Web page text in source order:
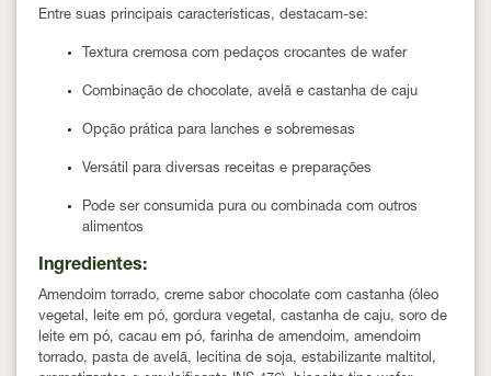
Entre suas principais características, destacam-se:
Textura cremosa com pedaços crocantes de wafer
Combinação de chocolate, avelã e castanha de caju
Opção prática para lanches e sobremesas
Versátil para diversas receitas e preparações
Pode ser consumida pura ou combinada com outros
alimentos
Ingredientes:
Amendoim torrado, creme sabor chocolate com castanha (óleo
vegetal, leite em pó, gordura vegetal, castanha de caju, soro de
leite em pó, cacau em pó, farinha de amendoim, amendoim
torrado, pasta de avelã, lecitina de soja, estabilizante maltitol,